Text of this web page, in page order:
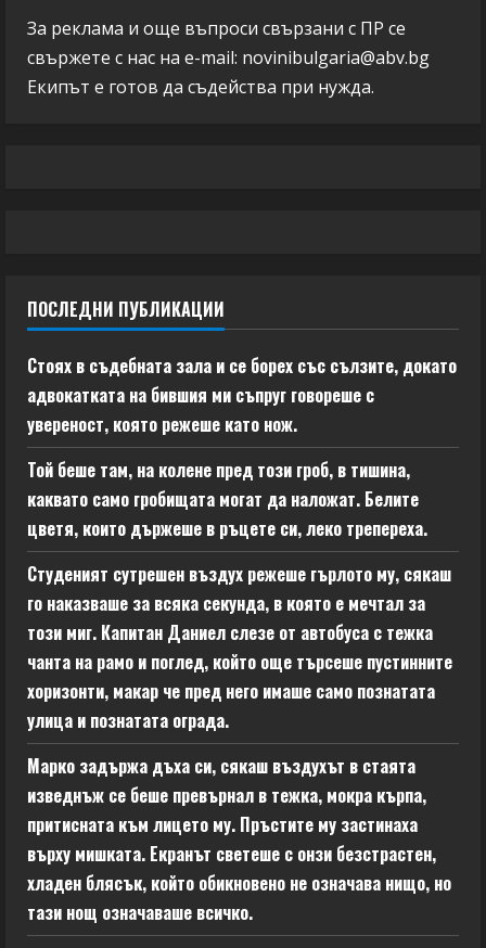
За реклама и още въпроси свързани с ПР се
свържете с нас на e-mail: novinibulgaria@abv.bg
Екипът е готов да съдейства при нужда.
ПОСЛЕДНИ ПУБЛИКАЦИИ
Стоях в съдебната зала и се борех със сълзите, докато
адвокатката на бившия ми съпруг говореше с
увереност, която режеше като нож.
Той беше там, на колене пред този гроб, в тишина,
каквато само гробищата могат да наложат. Белите
цветя, които държеше в ръцете си, леко трепереха.
Студеният сутрешен въздух режеше гърлото му, сякаш
го наказваше за всяка секунда, в която е мечтал за
този миг. Капитан Даниел слезе от автобуса с тежка
чанта на рамо и поглед, който още търсеше пустинните
хоризонти, макар че пред него имаше само познатата
улица и познатата ограда.
Марко задържа дъха си, сякаш въздухът в стаята
изведнъж се беше превърнал в тежка, мокра кърпа,
притисната към лицето му. Пръстите му застинаха
върху мишката. Екранът светеше с онзи безстрастен,
хладен блясък, който обикновено не означава нищо, но
тази нощ означаваше всичко.